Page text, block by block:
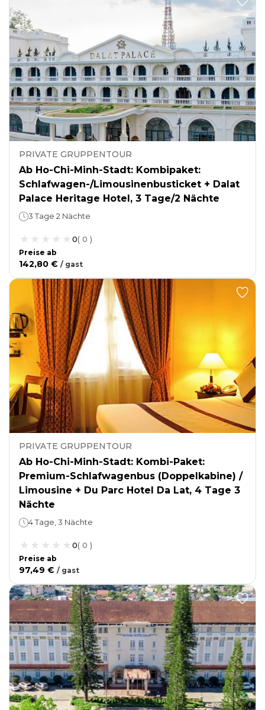
PRIVATE GRUPPENTOUR
Ab Ho-Chi-Minh-Stadt: Kombipaket:
Schlafwagen-/Limousinenbusticket + Dalat
Palace Heritage Hotel, 3 Tage/2 Nächte
3 Tage 2 Nächte
0( 0 )
Preise ab
142,80 € / gast
PRIVATE GRUPPENTOUR
Ab Ho-Chi-Minh-Stadt: Kombi-Paket:
Premium-Schlafwagenbus (Doppelkabine) /
Limousine + Du Parc Hotel Da Lat, 4 Tage 3
Nächte
4 Tage, 3 Nächte
0( 0 )
Preise ab
97,49 € / gast